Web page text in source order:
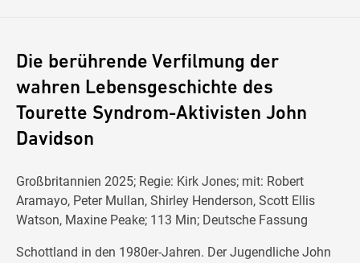
Die berührende Verfilmung der
wahren Lebensgeschichte des
Tourette Syndrom-Aktivisten John
Davidson
Großbritannien 2025; Regie: Kirk Jones; mit: Robert
Aramayo, Peter Mullan, Shirley Henderson, Scott Ellis
Watson, Maxine Peake; 113 Min; Deutsche Fassung
Schottland in den 1980er-Jahren. Der Jugendliche John